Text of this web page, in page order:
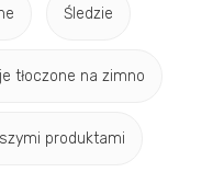
Śledzie
tłoczone na zimno
produktami